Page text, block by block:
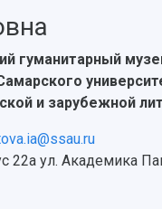
гуманитарный
и зарубежной
22а ул. Академика